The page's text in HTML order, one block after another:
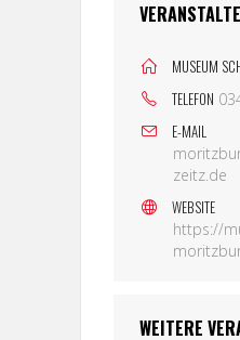
MUSEUM
TELEFON
E-MAIL
zeitz.de
WEBSITE
https://
WEITERE